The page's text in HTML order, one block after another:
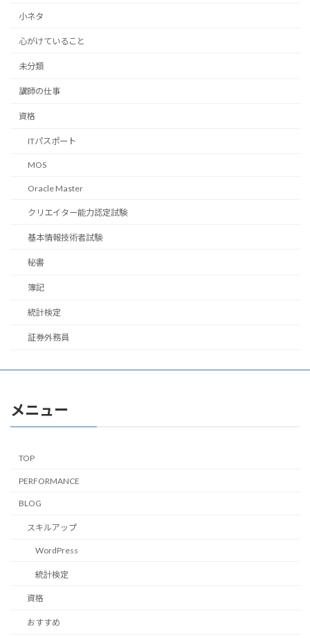
小ネタ
心がけていること
未分類
講師の仕事
資格
ITパスポート
MOS
Oracle Master
クリエイター能力認定試験
基本情報技術者試験
秘書
簿記
統計検定
証券外務員
メニュー
TOP
PERFORMANCE
BLOG
スキルアップ
WordPress
統計検定
資格
おすすめ